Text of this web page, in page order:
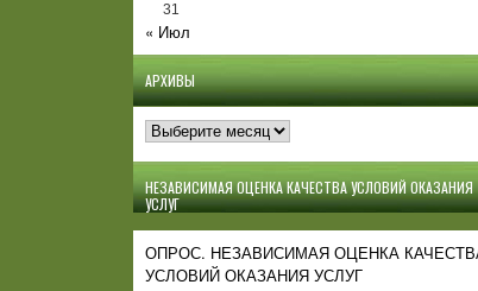
31
« Июл
АРХИВЫ
Архивы
НЕЗАВИСИМАЯ ОЦЕНКА КАЧЕСТВА УСЛОВИЙ ОКАЗАНИЯ
УСЛУГ
ОПРОС. НЕЗАВИСИМАЯ ОЦЕНКА
УСЛОВИЙ ОКАЗАНИЯ УСЛУГ